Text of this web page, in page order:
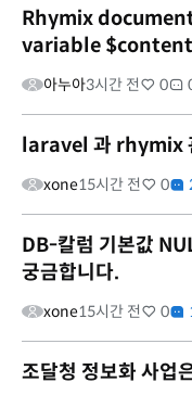
Rhymix
variable $content
아누아3시간 전 0
laravel 과 rhymix
xone15시간 전 0
DB-칼럼 기본값
궁금합니다.
xone15시간 전 0
조달청 정보화 사업